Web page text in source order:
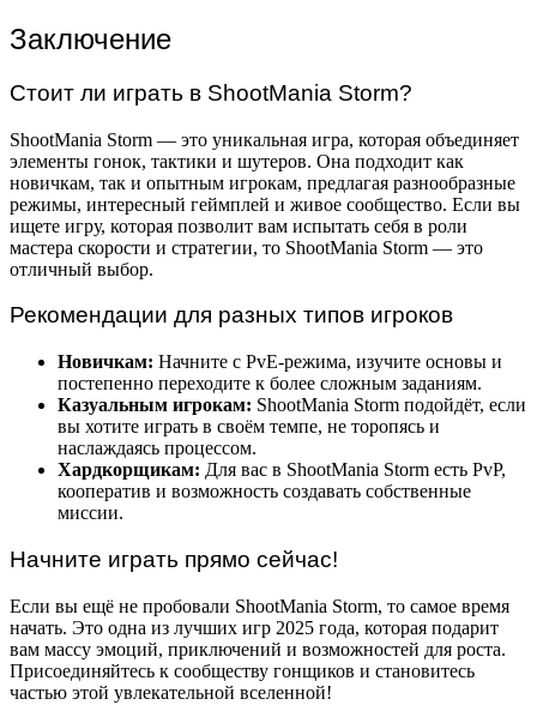
Заключение
Стоит ли играть в ShootMania Storm?
ShootMania Storm — это уникальная игра, которая объединяет
элементы гонок, тактики и шутеров. Она подходит как
новичкам, так и опытным игрокам, предлагая разнообразные
режимы, интересный геймплей и живое сообщество. Если вы
ищете игру, которая позволит вам испытать себя в роли
мастера скорости и стратегии, то ShootMania Storm — это
отличный выбор.
Рекомендации для разных типов игроков
Новичкам: Начните с PvE-режима, изучите основы и
постепенно переходите к более сложным заданиям.
Казуальным игрокам: ShootMania Storm подойдёт, если
вы хотите играть в своём темпе, не торопясь и
наслаждаясь процессом.
Хардкорщикам: Для вас в ShootMania Storm есть PvP,
кооператив и возможность создавать собственные
миссии.
Начните играть прямо сейчас!
Если вы ещё не пробовали ShootMania Storm, то самое время
начать. Это одна из лучших игр 2025 года, которая подарит
вам массу эмоций, приключений и возможностей для роста.
Присоединяйтесь к сообществу гонщиков и становитесь
частью этой увлекательной вселенной!